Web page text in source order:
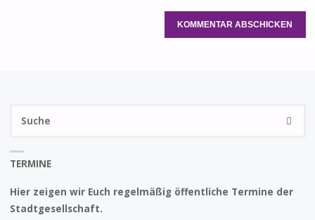
SUCHE
TERMINE
Hier zeigen wir Euch regelmäßig öffentliche Termine der
Stadtgesellschaft.